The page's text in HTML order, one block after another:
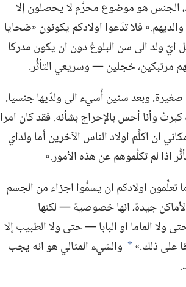
الجنس هو موضوع محرَّم لا يحصلون إلا
فلا تدَعوا اولادكم يكونون «ضحايا
ايّ ولد الى سن البلوغ دون ان يكون مدركا
مرتبكين،‏ خجلين —‏ وسريعي التأثُّر.‏
وبعد سنين أُسيء الى ولدَيها جنسيا.‏
وأنا أحس بالإحراج بشأنه.‏ فقد كان امرا
ان اكلِّم اولاد الناس الآخرين أما ولداي
اذا لم تكلِّموهم عن هذه الأمور.‏»‏
تعلِّمون اولادكم ان يسمُّوا اجزاء من الجسم
جيدة،‏ انها خصوصية —‏ لكنها
الماما او البابا —‏ حتى ولا الطبيب إلا
على ذلك.‏»‏ * والشيء المثالي هو انه يجب